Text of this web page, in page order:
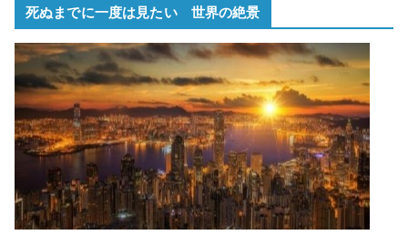
死ぬまでに一度は見たい 世界の絶景